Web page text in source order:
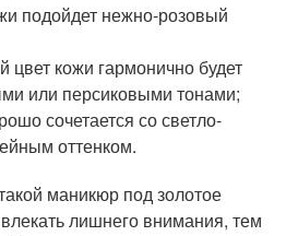
подойдет нежно-розовый
кожи гармонично будет
или персиковыми тонами;
сочетается со светло-
оттенком.
маникюр под золотое
лишнего внимания, тем